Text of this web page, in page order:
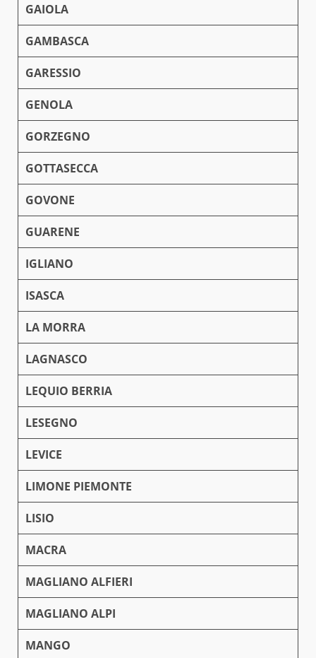
GAIOLA
GAMBASCA
GARESSIO
GENOLA
GORZEGNO
GOTTASECCA
GOVONE
GUARENE
IGLIANO
ISASCA
LA MORRA
LAGNASCO
LEQUIO BERRIA
LESEGNO
LEVICE
LIMONE PIEMONTE
LISIO
MACRA
MAGLIANO ALFIERI
MAGLIANO ALPI
MANGO